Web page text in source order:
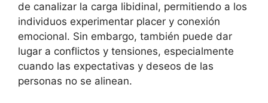
de canalizar la carga libidinal, permitiendo a los
individuos experimentar placer y conexión
emocional. Sin embargo, también puede dar
lugar a conflictos y tensiones, especialmente
cuando las expectativas y deseos de las
personas no se alinean.